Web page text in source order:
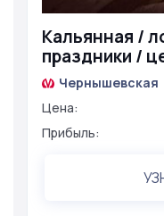
Кальянная /
праздники /
Чернышевская
Цена:
Прибыль: